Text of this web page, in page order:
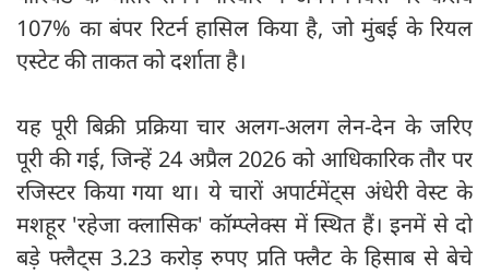
107% का बंपर रिटर्न हासिल किया है, जो मुंबई के रियल
एस्टेट की ताकत को दर्शाता है।
यह पूरी बिक्री प्रक्रिया चार अलग-अलग लेन-देन के जरिए
पूरी की गई, जिन्हें 24 अप्रैल 2026 को आधिकारिक तौर पर
रजिस्टर किया गया था। ये चारों अपार्टमेंट्स अंधेरी वेस्ट के
मशहूर 'रहेजा क्लासिक' कॉम्प्लेक्स में स्थित हैं। इनमें से दो
बड़े फ्लैट्स 3.23 करोड़ रुपए प्रति फ्लैट के हिसाब से बेचे